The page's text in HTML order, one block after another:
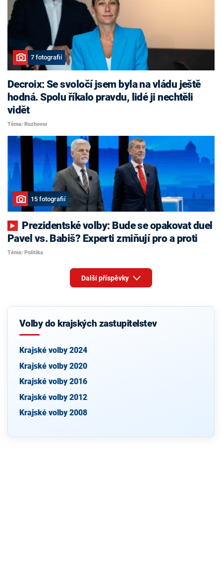
7 fotografií
Decroix: Se svoločí jsem byla na vládu ještě
hodná. Spolu říkalo pravdu, lidé ji nechtěli
vidět
Téma: Rozhovor
15 fotografií
Pavel vs. Babiš? Experti zmiňují pro a proti
Téma: Politika
Další příspěvky
Volby do krajských zastupitelstev
Krajské volby 2024
Krajské volby 2020
Krajské volby 2016
Krajské volby 2012
Krajské volby 2008